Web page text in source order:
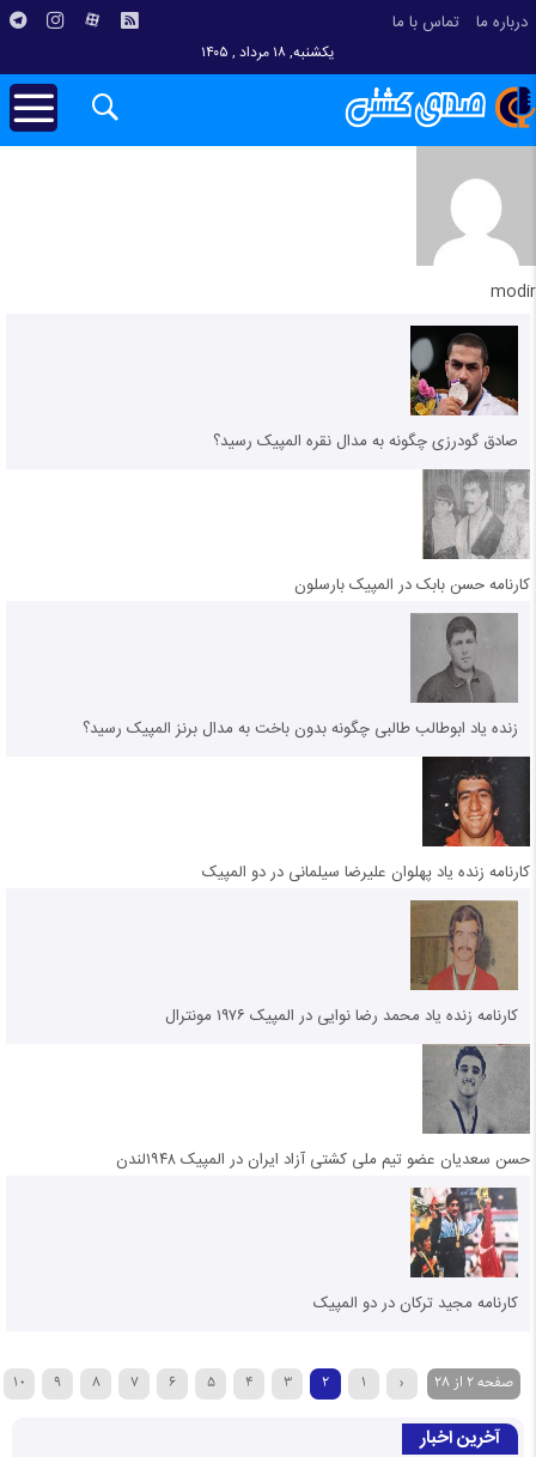
درباره ما تماس با ما
یکشنبه, ۱۸ مرداد , ۱۴۰۵
modir
صادق گودرزی چگونه به مدال نقره المپیک رسید؟
کارنامه حسن بابک در المپیک بارسلون
زنده یاد ابوطالب طالبی چگونه بدون باخت به مدال برنز المپیک رسید؟
کارنامه زنده یاد پهلوان علیرضا سیلمانی در دو المپیک
کارنامه زنده یاد محمد رضا نوایی در المپیک ۱۹۷۶ مونترال
حسن سعدیان عضو تیم ملی کشتی آزاد ایران در المپیک ۱۹۴۸لندن
کارنامه مجید ترکان در دو المپیک
صفحه 2 از 28 ‹
1
2
3
4
5
6
7
8
9
10
آخرین اخبار